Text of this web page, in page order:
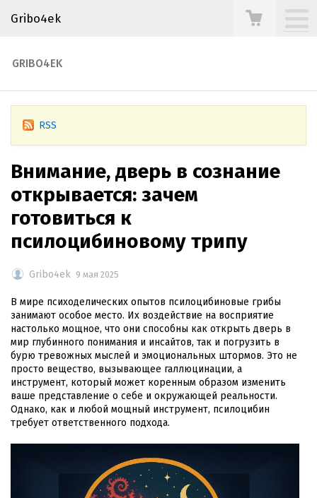
Gribo4ek
GRIBO4EK
RSS
Внимание, дверь в сознание
открывается: зачем
готовиться к
псилоцибиновому трипу
Gribo4ek 9 мая 2025
В мире психоделических опытов псилоцибиновые грибы
занимают особое место. Их воздействие на восприятие
настолько мощное, что они способны как открыть дверь в
мир глубинного понимания и инсайтов, так и погрузить в
бурю тревожных мыслей и эмоциональных штормов. Это не
просто вещество, вызывающее галлюцинации, а
инструмент, который может коренным образом изменить
ваше представление о себе и окружающей реальности.
Однако, как и любой мощный инструмент, псилоцибин
требует ответственного подхода.